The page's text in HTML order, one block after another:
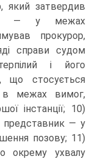
який затвердив
— у межах
прокурор,
справи судом
і його
що стосується
в межах вимог,
інстанції; 10)
представник — у
позову; 11)
окрему ухвалу